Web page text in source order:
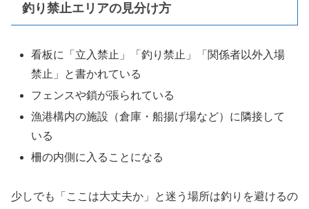
釣り禁止エリアの見分け方
看板に「立入禁止」「釣り禁止」「関係者以外入場
禁止」と書かれている
フェンスや鎖が張られている
漁港構内の施設（倉庫・船揚げ場など）に隣接して
いる
柵の内側に入ることになる
少しでも「ここは大丈夫か」と迷う場所は釣りを避けるの